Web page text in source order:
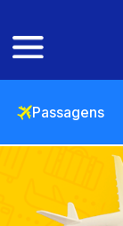
Passagens